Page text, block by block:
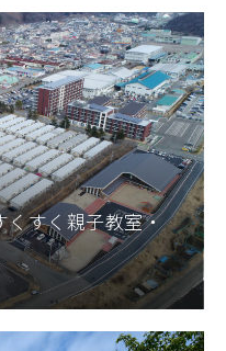
くすく親子教室・